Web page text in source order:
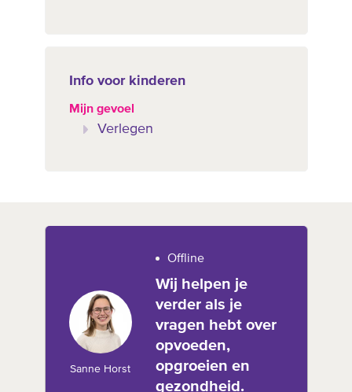
Info voor kinderen
Mijn gevoel
Verlegen
Sanne Horst
Offline
Wij helpen je
verder als je
vragen hebt over
opvoeden,
opgroeien en
gezondheid.